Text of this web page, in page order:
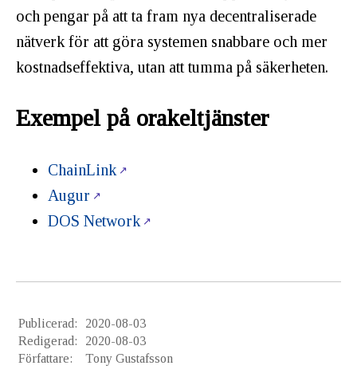
och pengar på att ta fram nya decentraliserade
nätverk för att göra systemen snabbare och mer
kostnadseffektiva, utan att tumma på säkerheten.
Exempel på orakeltjänster
ChainLink
Augur
DOS Network
Publicerad:
2020-08-03
Redigerad:
2020-08-03
Författare:
Tony Gustafsson